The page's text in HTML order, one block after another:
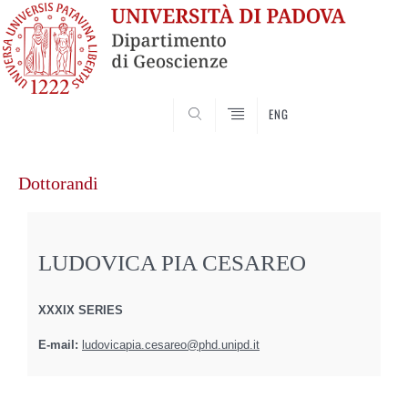
ENG
contenuto
Dottorandi
LUDOVICA PIA CESAREO
XXXIX SERIES
E-mail: ludovicapia.cesareo@phd.unipd.it